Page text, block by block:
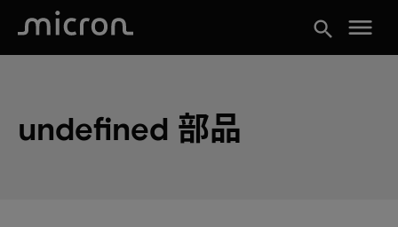
search menu
undefined 部品